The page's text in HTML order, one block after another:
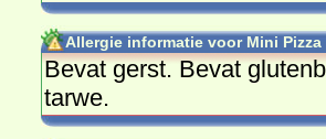
Allergie informatie voor Mini Pizza
Be­vat gerst. Be­vat
tar­we.